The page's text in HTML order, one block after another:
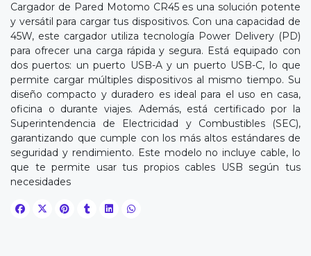
Cargador de Pared Motomo CR45 es una solución potente
y versátil para cargar tus dispositivos. Con una capacidad de
45W, este cargador utiliza tecnología Power Delivery (PD)
para ofrecer una carga rápida y segura. Está equipado con
dos puertos: un puerto USB-A y un puerto USB-C, lo que
permite cargar múltiples dispositivos al mismo tiempo. Su
diseño compacto y duradero es ideal para el uso en casa,
oficina o durante viajes. Además, está certificado por la
Superintendencia de Electricidad y Combustibles (SEC),
garantizando que cumple con los más altos estándares de
seguridad y rendimiento. Este modelo no incluye cable, lo
que te permite usar tus propios cables USB según tus
necesidades